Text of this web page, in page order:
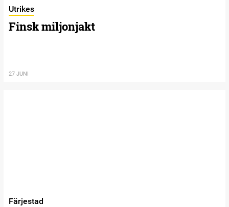
Utrikes
Finsk miljonjakt
27 JUNI
Färjestad